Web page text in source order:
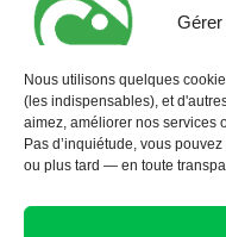
Nous utilisons quelques
(les indispensables), et
aimez, améliorer nos services
Pas d’inquiétude, vous
ou plus tard — en toute
Carouge - Rondeau
Nyon - La Côte